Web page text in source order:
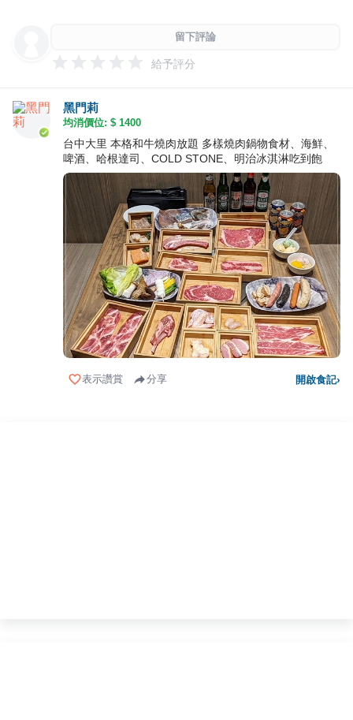
留下評論
給予評分
黑門莉
均消價位: $ 1400
台中大里 本格和牛燒肉放題 多樣燒肉鍋物食材、海鮮、
啤酒、哈根達司、COLD STONE、明治冰淇淋吃到飽
表示讚賞 分享 開啟食記›